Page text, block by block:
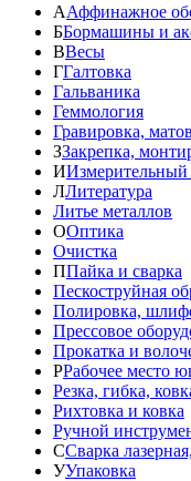
ААффинажное
ББормашины и
ВВесы
ГГалтовка
Гальваника
Геммология
Гравировка,
ЗЗакрепка,
ИИзмерительный
ЛЛитература
Литье металлов
ООптика
Очистка
ППайка и сварка
Пескоструйная
Полировка,
Прессовое
Прокатка и
РРабочее место
Резка, гибка,
Рихтовка и ковка
Ручной
ССварка
УУпаковка